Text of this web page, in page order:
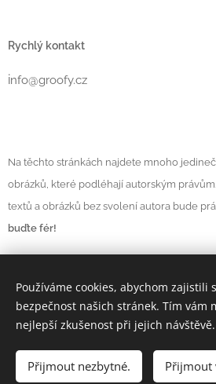
Rychlý kontakt
info@groofy.cz
Na těchto stránkách najdete mnoho
obrázků, které podléhají autorským
textů a obrázků bez svolení autora bude
buďte fér!
Vytvořeno službou
Měna
CZK Kč
EUR
Používáme cookies, abychom zajistili
bezpečnost našich stránek. Tím vám
nejlepší zkušenost při jejich návštěvě.
Přijmout nezbytné. Přijmout